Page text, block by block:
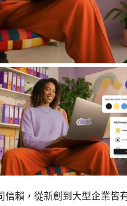
賴，從新創到大型企業皆